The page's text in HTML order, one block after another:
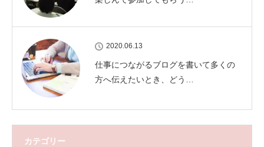
2020.06.13
仕事につながるブログを書いて多くの
方へ伝えたいとき、どう…
カテゴリー